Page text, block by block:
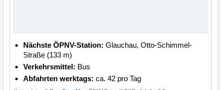
Nächste ÖPNV-Station: Glauchau, Otto-Schimmel-
Straße (133 m)
Verkehrsmittel: Bus
Abfahrten werktags: ca. 42 pro Tag